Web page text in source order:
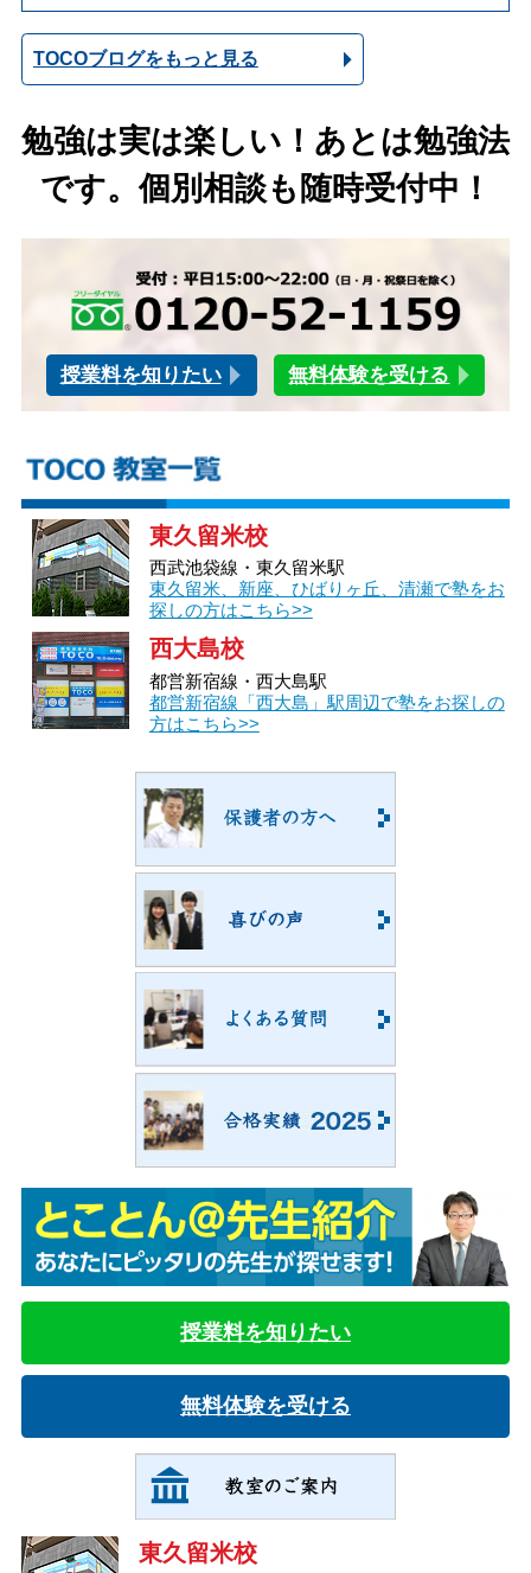
TOCOブログをもっと見る
勉強は実は楽しい！あとは勉強法
です。個別相談も随時受付中！
授業料を知りたい 無料体験を受ける
東久留米校
西武池袋線・東久留米駅
東久留米、新座、ひばりヶ丘、清瀬で塾をお
探しの方はこちら>>
西大島校
都営新宿線・西大島駅
都営新宿線「西大島」駅周辺で塾をお探しの
方はこちら>>
授業料を知りたい
無料体験を受ける
東久留米校